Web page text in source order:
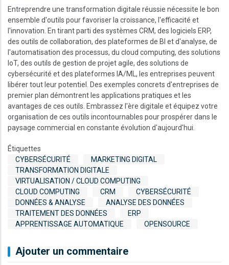
Entreprendre une transformation digitale réussie nécessite le bon
ensemble d'outils pour favoriser la croissance, l'efficacité et
l'innovation. En tirant parti des systèmes CRM, des logiciels ERP,
des outils de collaboration, des plateformes de BI et d'analyse, de
l'automatisation des processus, du cloud computing, des solutions
IoT, des outils de gestion de projet agile, des solutions de
cybersécurité et des plateformes IA/ML, les entreprises peuvent
libérer tout leur potentiel. Des exemples concrets d'entreprises de
premier plan démontrent les applications pratiques et les
avantages de ces outils. Embrassez l'ère digitale et équipez votre
organisation de ces outils incontournables pour prospérer dans le
paysage commercial en constante évolution d'aujourd'hui.
Étiquettes
CYBERSÉCURITÉ
MARKETING DIGITAL
TRANSFORMATION DIGITALE
VIRTUALISATION / CLOUD COMPUTING
CLOUD COMPUTING
CRM
CYBERSÉCURITÉ
DONNÉES & ANALYSE
ANALYSE DES DONNÉES
TRAITEMENT DES DONNÉES
ERP
APPRENTISSAGE AUTOMATIQUE
OPENSOURCE
Ajouter un commentaire